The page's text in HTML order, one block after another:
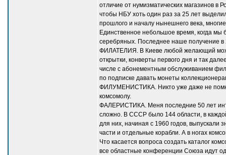
отличие от нумизматических магазинов в
чтобы НБУ хоть один раз за 25 лет
прошлого и началу нынешнего века,
Единственное небольшое время, когда мы
серебряных. Последнее наше получение в
ФИЛАТЕЛИЯ. В Киеве любой желающий
открытки, конверты первого дня и так
числе с абонементным обслуживанием
по подписке давать монеты
ФИЛУМЕНИСТИКА. Никто уже даже не
комсомолу.
ФАЛЕРИСТИКА. Меня последние 50 лет
сложно. В СССР было 144 области, в
для них, начиная с 1960 годов, выпускали
части и отдельные корабли. А в ногах
Что касается вопроса создать каталог
все областные конференции Союза идут